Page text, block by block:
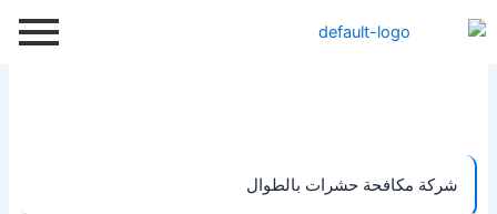
إلى
شركة مكافحة حشرات بالطوال